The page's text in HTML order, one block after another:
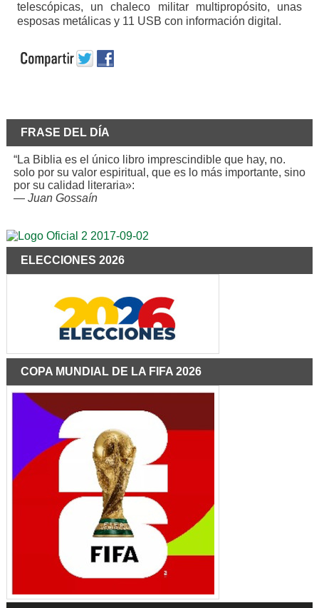
telescópicas, un chaleco militar multipropósito, unas
esposas metálicas y 11 USB con información digital.
FRASE DEL DÍA
“La Biblia es el único libro imprescindible que hay, no.
solo por su valor espiritual, que es lo más importante, sino
por su calidad literaria»:
— Juan Gossaín
ELECCIONES 2026
COPA MUNDIAL DE LA FIFA 2026